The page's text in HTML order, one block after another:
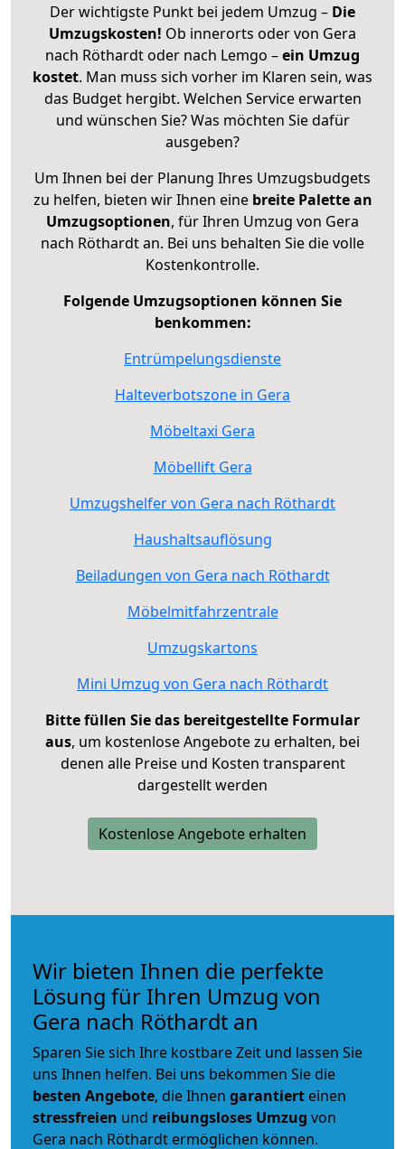
Der wichtigste Punkt bei jedem Umzug – Die
Umzugskosten! Ob innerorts oder von Gera
nach Röthardt oder nach Lemgo –ein Umzug
kostet. Man muss sich vorher im Klaren sein, was
das Budget hergibt. Welchen Service erwarten
und wünschen Sie? Was möchten Sie dafür
ausgeben?
Um Ihnen bei der Planung Ihres Umzugsbudgets
zu helfen, bieten wir Ihnen eine breite Palette an
Umzugsoptionen, für Ihren Umzug von Gera
nach Röthardt an. Bei uns behalten Sie die volle
Kostenkontrolle.
Folgende Umzugsoptionen können Sie
benkommen:
Entrümpelungsdienste
Halteverbotszone in Gera
Möbeltaxi Gera
Möbellift Gera
Umzugshelfer von Gera nach Röthardt
Haushaltsauflösung
Beiladungen von Gera nach Röthardt
Möbelmitfahrzentrale
Umzugskartons
Mini Umzug von Gera nach Röthardt
Bitte füllen Sie das bereitgestellte Formular
aus, um kostenlose Angebote zu erhalten, bei
denen alle Preise und Kosten transparent
dargestellt werden
Kostenlose Angebote erhalten
Wir bieten Ihnen die perfekte
Lösung für Ihren Umzug von
Gera nach Röthardt an
Sparen Sie sich Ihre kostbare Zeit und lassen Sie
uns Ihnen helfen. Bei uns bekommen Sie die
besten Angebote, die Ihnen garantiert einen
stressfreien und reibungsloses Umzug von
Gera nach Röthardt ermöglichen können.